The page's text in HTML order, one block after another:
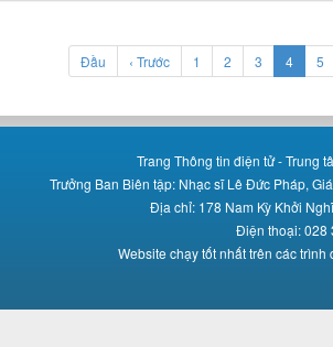
Đầu ‹ Trước 1 2 3 4 5
Trang Thông tin điện tử - Trung
Trưởng Ban Biên tập: Nhạc sĩ Lê Đức Pháp,
Địa chỉ: 178 Nam Kỳ Khởi
Điện thoại: 028
Website chạy tốt nhất trên các